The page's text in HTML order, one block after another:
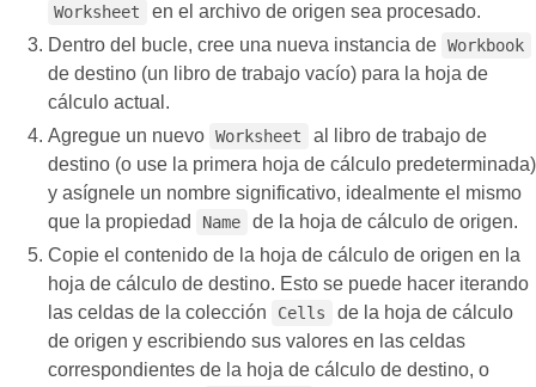
Worksheet
en el archivo de origen sea procesado.
Dentro del bucle, cree una nueva instancia de Workbook
de destino (un libro de trabajo vacío) para la hoja de
cálculo actual.
Agregue un nuevo Worksheet
al libro de trabajo de
destino (o use la primera hoja de cálculo predeterminada)
y asígnele un nombre significativo, idealmente el mismo
que la propiedad
Name
de la hoja de cálculo de origen.
Copie el contenido de la hoja de cálculo de origen en la
hoja de cálculo de destino. Esto se puede hacer iterando
las celdas de la colección
Cells
de la hoja de cálculo
de origen y escribiendo sus valores en las celdas
correspondientes de la hoja de cálculo de destino, o